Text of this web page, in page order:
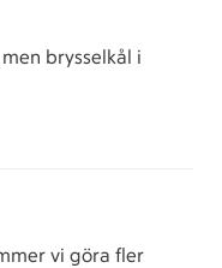
brysselkål i
vi göra fler